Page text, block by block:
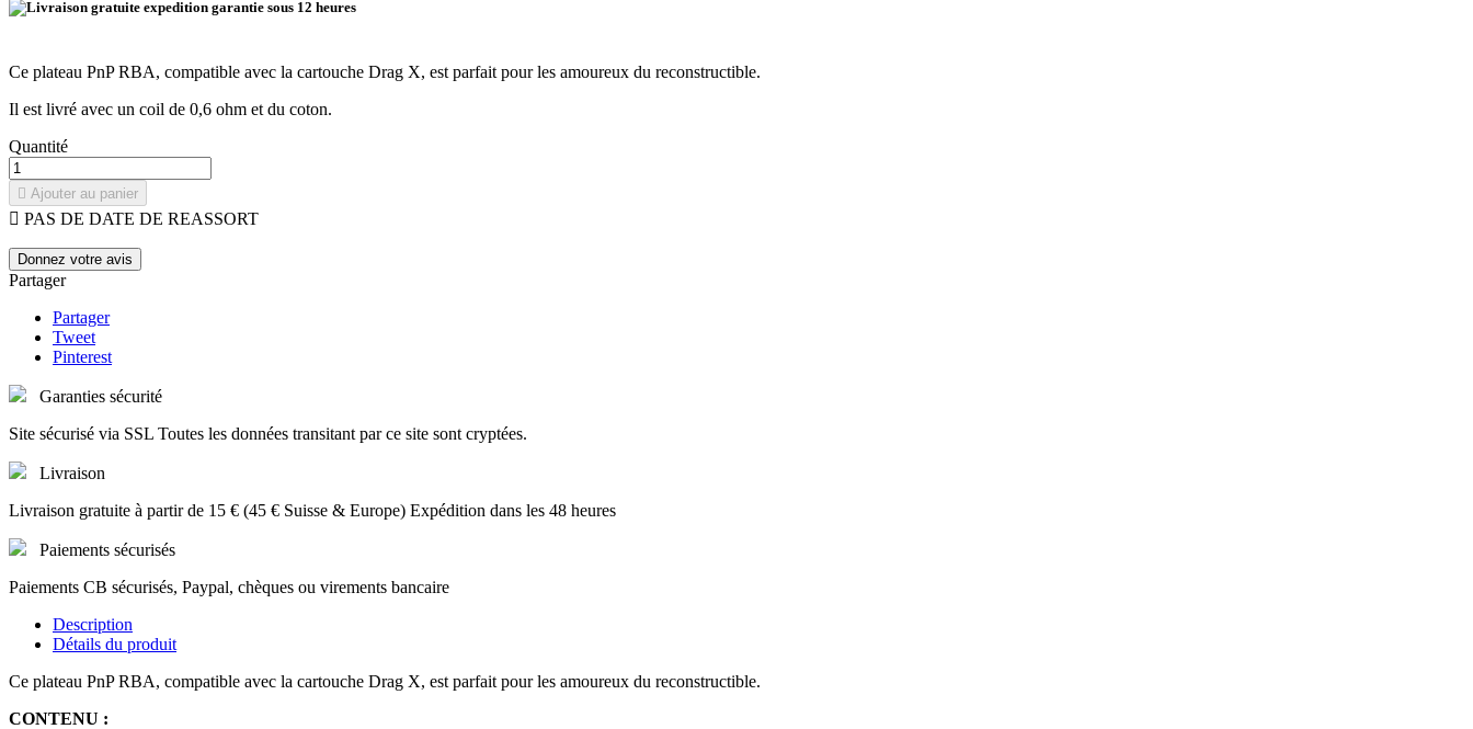
Ce plateau PnP RBA, compatible avec la cartouche Drag X, est parfait pour les amoureux du reconstructible.
Il est livré avec un coil de 0,6 ohm et du coton.
Quantité
 Ajouter au panier
 PAS DE DATE DE REASSORT
Donnez votre avis
Partager
Partager
Tweet
Pinterest
Garanties sécurité
Site sécurisé via SSL Toutes les données transitant par ce site sont cryptées.
Livraison
Livraison gratuite à partir de 15 € (45 € Suisse & Europe) Expédition dans les 48 heures
Paiements sécurisés
Paiements CB sécurisés, Paypal, chèques ou virements bancaire
Description
Détails du produit
Ce plateau PnP RBA, compatible avec la cartouche Drag X, est parfait pour les amoureux du reconstructible.
CONTENU :